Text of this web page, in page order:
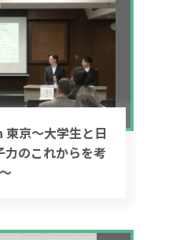
京～大学生と日
のこれからを考